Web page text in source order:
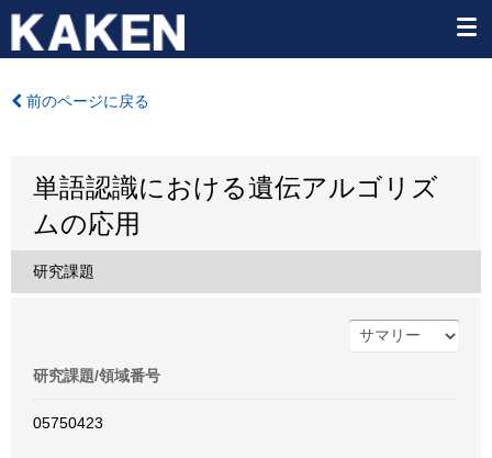
前のページに戻る
単語認識における遺伝アルゴリズ
ムの応用
研究課題
研究課題/領域番号
05750423